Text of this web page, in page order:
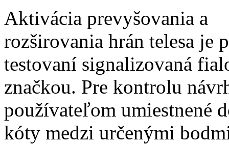
Aktivácia prevyšovania a
rozširovania hrán telesa je
testovaní signalizovaná
značkou. Pre kontrolu
používateľom umiestnené
kóty medzi určenými